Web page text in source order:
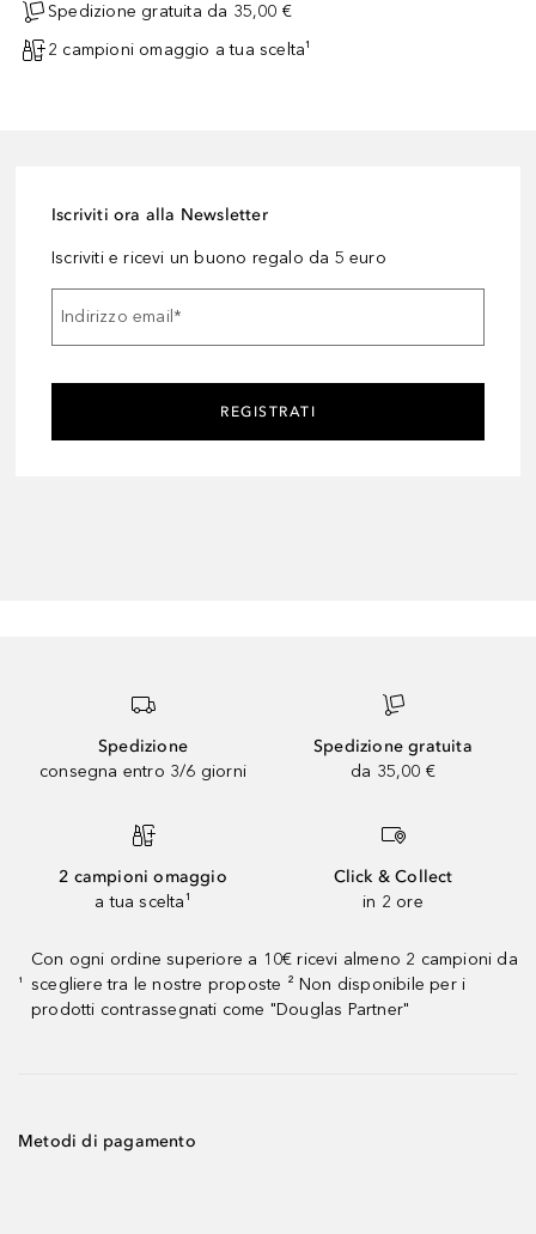
Spedizione gratuita da 35,00 €
2 campioni omaggio a tua scelta¹
Iscriviti ora alla Newsletter
Iscriviti e ricevi un buono regalo da 5 euro
Indirizzo email*
REGISTRATI
Spedizione
consegna entro 3/6 giorni
Spedizione gratuita
da 35,00 €
2 campioni omaggio
a tua scelta¹
Click & Collect
in 2 ore
¹
Con ogni ordine superiore a 10€ ricevi almeno 2 campioni da
scegliere tra le nostre proposte ² Non disponibile per i
prodotti contrassegnati come "Douglas Partner"
Metodi di pagamento